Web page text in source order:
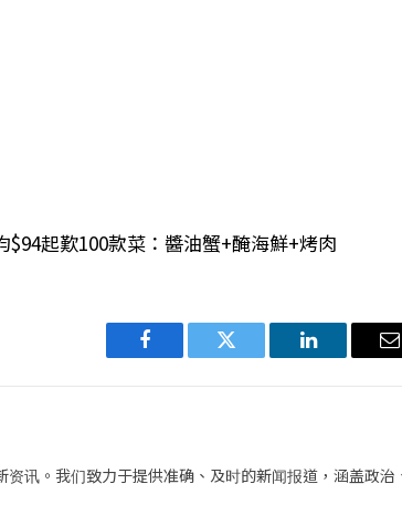
起歎100款菜：醬油蟹+醃海鮮+烤肉
Facebook Twitter LinkedIn
讯。我们致力于提供准确、及时的新闻报道，涵盖政